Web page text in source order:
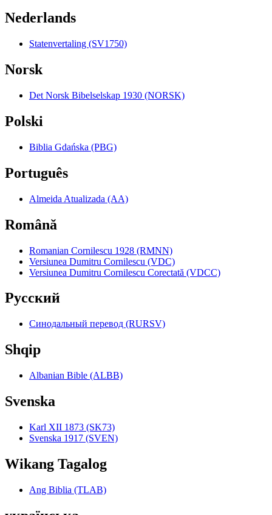
Nederlands
Statenvertaling (SV1750)
Norsk
Det Norsk Bibelselskap 1930 (NORSK)
Polski
Biblia Gdańska (PBG)
Português
Almeida Atualizada (AA)
Română
Romanian Cornilescu 1928 (RMNN)
Versiunea Dumitru Cornilescu (VDC)
Versiunea Dumitru Cornilescu Corectată (VDCC)
Pyccкий
Синодальный перевод (RURSV)
Shqip
Albanian Bible (ALBB)
Svenska
Karl XII 1873 (SK73)
Svenska 1917 (SVEN)
Wikang Tagalog
Ang Biblia (TLAB)